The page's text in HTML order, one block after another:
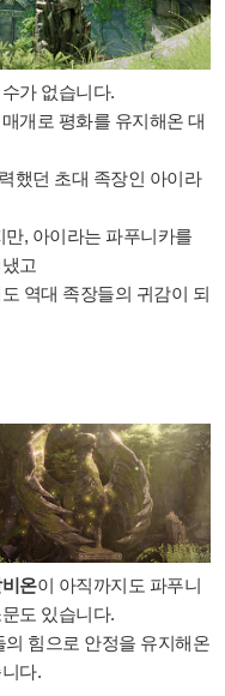
가 없습니다.
개로 평화를 유지해온 대
했던 초대 족장인 아이라
, 아이라는 파푸니카를
고
역대 족장들의 귀감이 되
온이 아직까지도 파푸니
도 있습니다.
힘으로 안정을 유지해온
다.